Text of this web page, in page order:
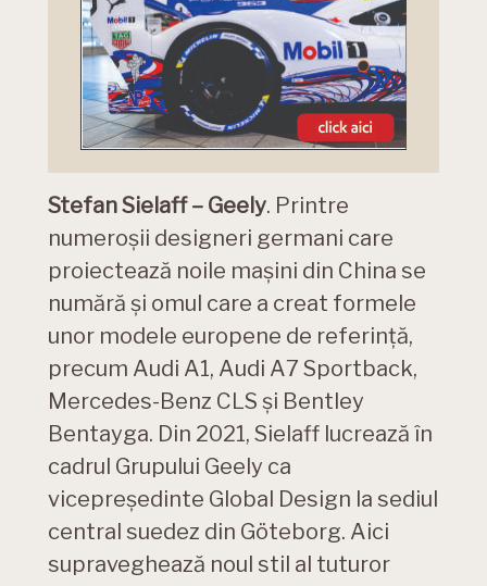
Stefan Sielaff – Geely. Printre
numeroșii designeri germani care
proiectează noile mașini din China se
numără și omul care a creat formele
unor modele europene de referință,
precum Audi A1, Audi A7 Sportback,
Mercedes-Benz CLS și Bentley
Bentayga. Din 2021, Sielaff lucrează în
cadrul Grupului Geely ca
vicepreședinte Global Design la sediul
central suedez din Göteborg. Aici
supraveghează noul stil al tuturor